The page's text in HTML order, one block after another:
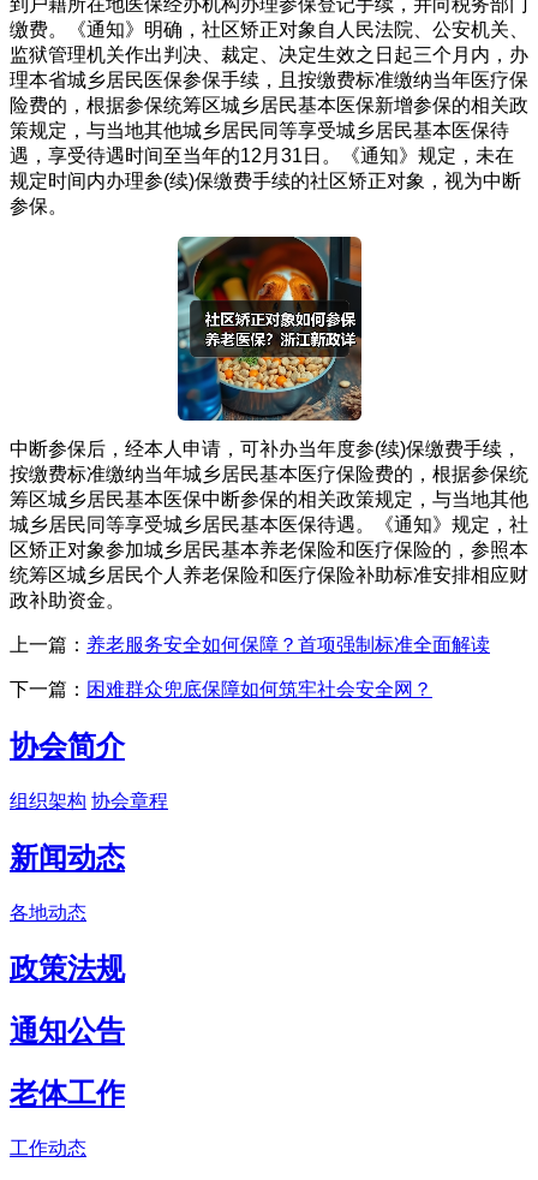
缴费。《通知》明确，社区矫正对象自人民法院、公安机关、
监狱管理机关作出判决、裁定、决定生效之日起三个月内，办
理本省城乡居民医保参保手续，且按缴费标准缴纳当年医疗保
险费的，根据参保统筹区城乡居民基本医保新增参保的相关政
策规定，与当地其他城乡居民同等享受城乡居民基本医保待
遇，享受待遇时间至当年的12月31日。《通知》规定，未在
规定时间内办理参(续)保缴费手续的社区矫正对象，视为中断
参保。
中断参保后，经本人申请，可补办当年度参(续)保缴费手续，
按缴费标准缴纳当年城乡居民基本医疗保险费的，根据参保统
筹区城乡居民基本医保中断参保的相关政策规定，与当地其他
城乡居民同等享受城乡居民基本医保待遇。《通知》规定，社
区矫正对象参加城乡居民基本养老保险和医疗保险的，参照本
统筹区城乡居民个人养老保险和医疗保险补助标准安排相应财
政补助资金。
上一篇： 养老服务安全如何保障？首项强制标准全面解读
下一篇： 困难群众兜底保障如何筑牢社会安全网？
协会简介
组织架构 协会章程
新闻动态
各地动态
政策法规
通知公告
老体工作
工作动态